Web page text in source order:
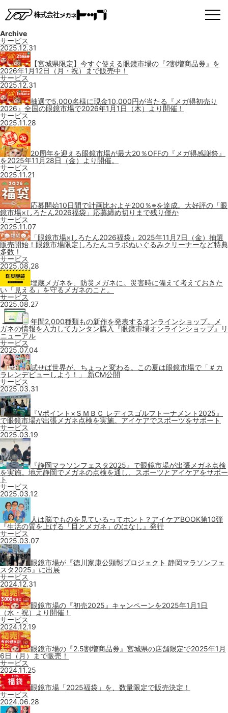
Archive
サービス
2025.12.31
【宮城県限定】今すぐ使える眼鏡市場の『2割増商品券』を
2026年1月12日（月・祝）まで販売中！
サービス
2025.12.31
抽選で5,000名様に現金10,000円が当たる『メガ得初売り
2026』全国の眼鏡市場で2026年1月1日（木）より開催！
サービス
2025.11.28
20周年を迎える眼鏡市場が最大20％OFFの『メガ得感謝祭』
を2025年11月28日（金）より開催。
サービス
2025.11.21
応募開始10日間で計画比およそ200％※を達成。大好評の「眼
鏡市場×しろたん2026福袋」応募締め切りまで残り僅か
サービス
2025.11.07
「眼鏡市場×しろたん2026福袋」2025年11月7日（金）抽選
販売開始！眼鏡市場限定しろたんコラボぬいぐるみクリーナーなど特典
多数！
サービス
2025.08.28
埋蔵メガネを、防災メガネに。災害時に備えて考えておきた
い「見える」を守るメガネのこと。
サービス
2025.08.27
年間2,000種類もの新作を発表するオンラインショップ。メ
ガネの情報を入力してカンタン購入『眼鏡市場オンラインショップ』リ
ニューアル
サービス
2025.07.04
試せば世界が、ちょっと変わる。この夏は眼鏡市場で「＃カ
ラレンデビューしよう！」 新CM公開
サービス
2025.03.31
『Vポイント×ＳＭＢＣ レディスゴルフトーナメント2025』
で眼鏡市場が出張メガネ点検を実施。アイケアでスポーツをサポート
サービス
2025.03.19
『静岡マラソンフェスタ2025』で眼鏡市場が出張メガネ点検
を実施。地元静岡でメガネの点検を通し、スポーツとアイケアをサポー
ト
サービス
2025.03.12
人は脳でものを見ているってホント？アイケアBOOK第10弾
『生活の質を上げる「目とメガネ」のはなし』発行
サービス
2025.03.07
眼鏡市場が『徳川家康公顕彰プロジェクト 静岡マラソンフェ
スタ2025』に出展
サービス
2024.12.31
眼鏡市場の『初売2025』キャンペーンを2025年1月1日
（水・祝）より開催！
サービス
2024.12.19
眼鏡市場の『2.5割増商品券』宮城県の店舗限定で2025年1月
6日（月）まで販売！
サービス
2024.11.25
眼鏡市場「2025福袋」を、数量限定で販売決定！
サービス
2024.06.28